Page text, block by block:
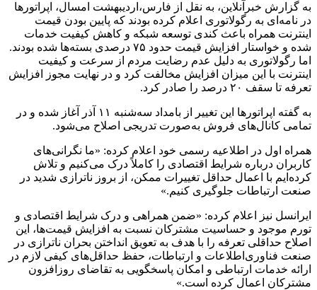
به گزارش خبرآنلاین، به نقل از فارس، اردیبهشت امسال، اپراتورها
در نامه‌ای به رگولاتوری اعلام کرده بودند که پایین بودن قیمت
اینترنت همراه باعث کندی توسعه شبکه و کاهش کیفیت خدمات
شده و خواستار افزایش قیمت حدود ۷۵ درصدی بسته‌ها شده بودند.
اما رگولاتوری به دلیل عدم رضایت مردم از سرعت و کیفیت
اینترنت با این میزان افزایش مخالفت کرد و در نهایت مجوز افزایش
تعرفه تا سقف ۲۰ درصد را صادر کرد.
به گفته اپراتورها این تغییر از بامداد سه‌شنبه ۱۱ آذر آغاز شده و در
تمامی کانال‌های فروش به‌صورت تدریجی اصلاح می‌شود.
همراه اول در اطلاعیه رسمی خود اعلام کرده: «ما نگرانی‌های
کاربران درباره شرایط اقتصادی را کاملاً درک می‌کنیم و تلاش
کرده‌ایم با اعمال حداقل تغییرات ممکن، از بروز ناترازی شدید در
صنعت ارتباطات جلوگیری کنیم.»
ایرانسل نیز اعلام کرده: «ضمن همراهی و درک شرایط اقتصادی و
تورم موجود و حساسیت مشترکان نسبت به افزایش قیمت‌ها، این
اصلاح حداقلی تعرفه را با هدف به تعویق انداختن بحران ناترازی در
صنعت فناوری‌اطلاعات و ارتباطات، حفظ حداقل‌های کیفی لازم در
ارائه خدمات ارتباطی و امکان پاسخگویی به تقاضای روزافزون
مشترکان اعمال کرده است.»